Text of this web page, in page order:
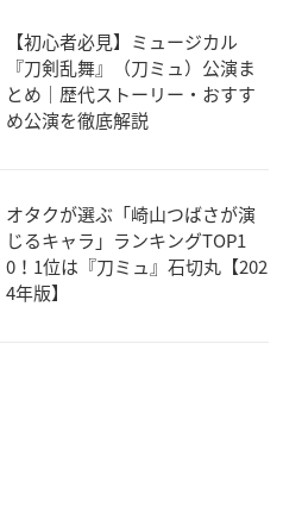
【初心者必見】ミュージカル
『刀剣乱舞』（刀ミュ）公演ま
とめ｜歴代ストーリー・おすす
め公演を徹底解説
オタクが選ぶ「崎山つばさが演
じるキャラ」ランキングTOP1
0！1位は『刀ミュ』石切丸【202
4年版】